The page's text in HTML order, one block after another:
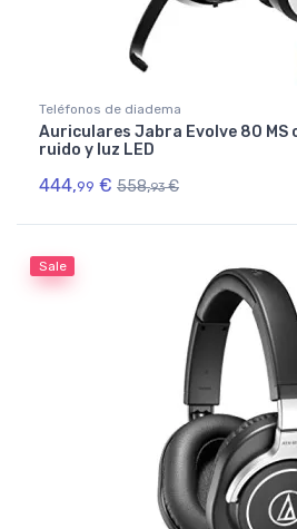
Teléfonos de diadema
Auriculares Jabra Evolve 80 MS
ruido y luz LED
444,99 € 558,93 €
Sale